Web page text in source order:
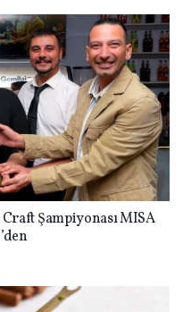
Şampiyonası MISA